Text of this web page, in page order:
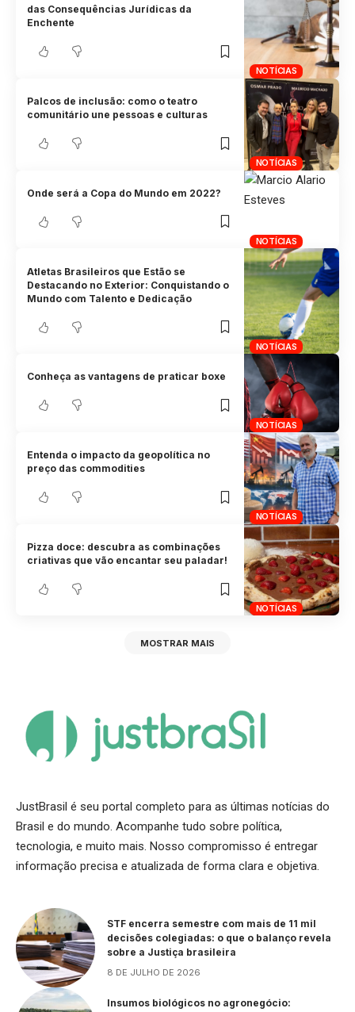
NOTÍCIAS
das Consequências Jurídicas da
Enchente
NOTÍCIAS
Palcos de inclusão: como o teatro
comunitário une pessoas e culturas
NOTÍCIAS
Onde será a Copa do Mundo em 2022?
NOTÍCIAS
Atletas Brasileiros que Estão se
Destacando no Exterior: Conquistando o
Mundo com Talento e Dedicação
NOTÍCIAS
Conheça as vantagens de praticar boxe
NOTÍCIAS
Entenda o impacto da geopolítica no
preço das commodities
NOTÍCIAS
Pizza doce: descubra as combinações
criativas que vão encantar seu paladar!
MOSTRAR MAIS
JustBrasil é seu portal completo para as últimas notícias do
Brasil e do mundo. Acompanhe tudo sobre política,
tecnologia, e muito mais. Nosso compromisso é entregar
informação precisa e atualizada de forma clara e objetiva.
STF encerra semestre com mais de 11 mil
decisões colegiadas: o que o balanço revela
sobre a Justiça brasileira
8 DE JULHO DE 2026
Insumos biológicos no agronegócio: